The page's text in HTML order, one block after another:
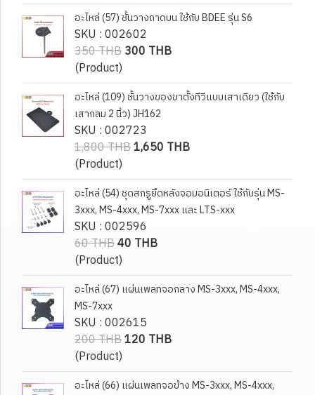
อะไหล่ (57) ชั้นวางถาดบน ใช้กับ BDEE รุ่น S6
SKU : 002602
350 THB300 THB
(Product)
อะไหล่ (109) ชั้นวางของขาตั้งทีวีแบบเสาเดียว (ใช้กับ
เสากลม 2 นิ้ว) JH162
SKU : 002723
1,800 THB1,650 THB
(Product)
อะไหล่ (54) ชุดสกรูยึดหลังจอมอนิเตอร์ ใช้กับรุ่น MS-
3xxx, MS-4xxx, MS-7xxx และ LTS-xxx
SKU : 002596
60 THB40 THB
(Product)
อะไหล่ (67) แผ่นเพลทจอกลาง MS-3xxx, MS-4xxx,
MS-7xxx
SKU : 002615
200 THB120 THB
(Product)
อะไหล่ (66) แผ่นเพลทจอข้าง MS-3xxx, MS-4xxx,